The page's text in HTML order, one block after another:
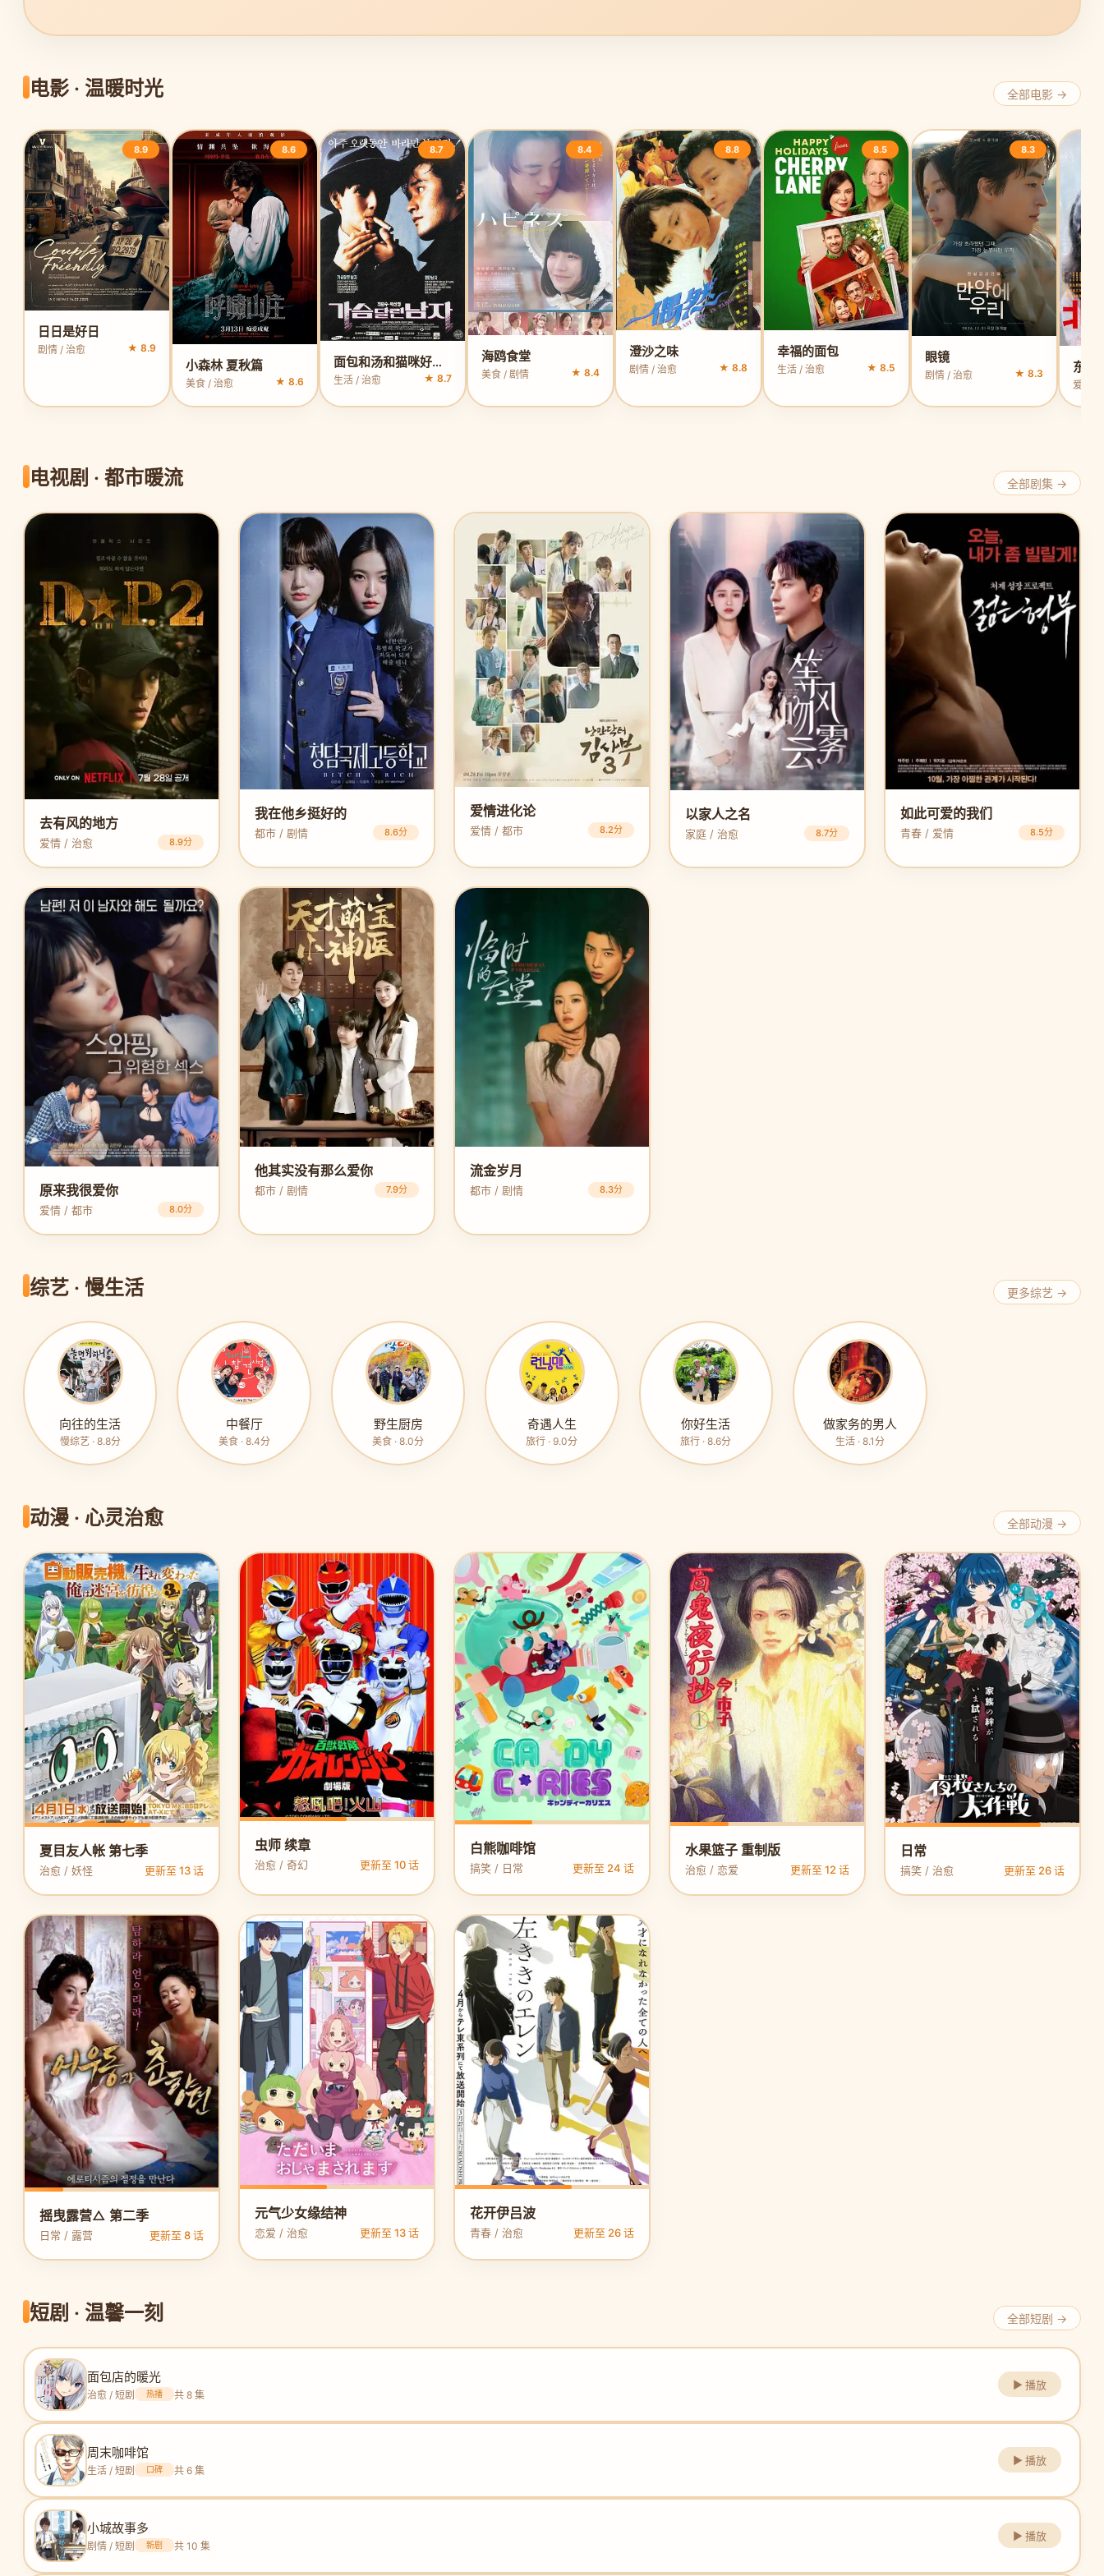
电影 · 温暖时光 全部电影 →
8.9
日日是好日
剧情 / 治愈 ★ 8.9
8.6
小森林 夏秋篇
美食 / 治愈 ★ 8.6
8.7
面包和汤和猫咪好天气
生活 / 治愈 ★ 8.7
8.4
海鸥食堂
美食 / 剧情 ★ 8.4
8.8
澄沙之味
剧情 / 治愈 ★ 8.8
8.5
幸福的面包
生活 / 治愈 ★ 8.5
8.3
眼镜
剧情 / 治愈 ★ 8.3 东京
爱情 /
电视剧 · 都市暖流 全部剧集 →
去有风的地方
爱情 / 治愈 8.9分
我在他乡挺好的
都市 / 剧情 8.6分
爱情进化论
爱情 / 都市 8.2分
以家人之名
家庭 / 治愈 8.7分
如此可爱的我们
青春 / 爱情 8.5分
原来我很爱你
爱情 / 都市 8.0分
他其实没有那么爱你
都市 / 剧情 7.9分
流金岁月
都市 / 剧情 8.3分
综艺 · 慢生活 更多综艺 →
向往的生活
慢综艺 · 8.8分
中餐厅
美食 · 8.4分
野生厨房
美食 · 8.0分
奇遇人生
旅行 · 9.0分
你好生活
旅行 · 8.6分
做家务的男人
生活 · 8.1分
动漫 · 心灵治愈 全部动漫 →
夏目友人帐 第七季
治愈 / 妖怪 更新至 13 话
虫师 续章
治愈 / 奇幻 更新至 10 话
白熊咖啡馆
搞笑 / 日常 更新至 24 话
水果篮子 重制版
治愈 / 恋爱 更新至 12 话
日常
搞笑 / 治愈 更新至 26 话
摇曳露营△ 第二季
日常 / 露营 更新至 8 话
元气少女缘结神
恋爱 / 治愈 更新至 13 话
花开伊吕波
青春 / 治愈 更新至 26 话
短剧 · 温馨一刻 全部短剧 →
面包店的暖光
治愈 / 短剧 热播 共 8 集
▶ 播放
周末咖啡馆
生活 / 短剧 口碑 共 6 集
▶ 播放
小城故事多
剧情 / 短剧 新剧 共 10 集
▶ 播放